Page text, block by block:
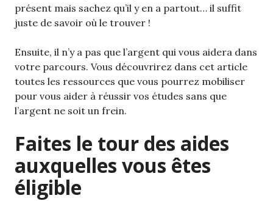
présent mais sachez qu’il y en a partout… il suffit
juste de savoir où le trouver !
Ensuite, il n’y a pas que l’argent qui vous aidera dans
votre parcours. Vous découvrirez dans cet article
toutes les ressources que vous pourrez mobiliser
pour vous aider à réussir vos études sans que
l’argent ne soit un frein.
Faites le tour des aides
auxquelles vous êtes
éligible